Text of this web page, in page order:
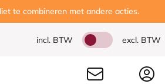
te combineren met andere acties.
incl. BTW excl. BTW